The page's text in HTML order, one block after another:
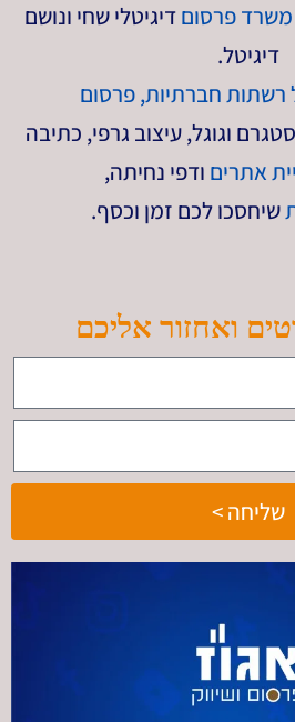
משרד פרסוםדיגיטלי שחי ונושם
דיגיטל.
רשתות חברתיות,פרסום
וגוגל, עיצוב גרפי, כתיבה
אתרים ודפי נחיתה,
שיחסכו לכם זמן וכסף.
ואחזור אליכם
שליחה >